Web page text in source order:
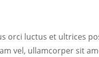
orci luctus et ultrices
vel, ullamcorper sit